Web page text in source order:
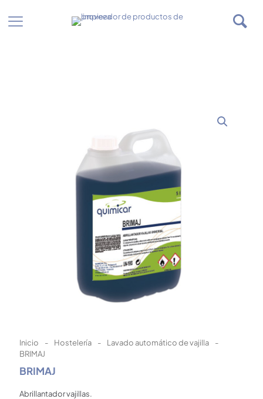
Inicio - Hostelería - Lavado automático de vajilla
-
BRIMAJ
BRIMAJ
Abrillantador vajillas.